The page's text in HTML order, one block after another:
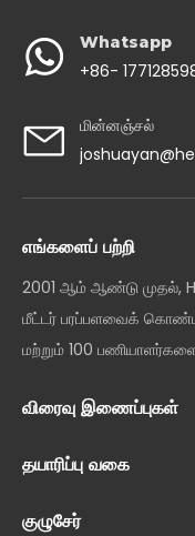
Whatsapp
+86-
மின்னஞ்சல்
எங்களைப் பற்றி
2001 ஆம் ஆண்டு முதல்,
மீட்டர் பரப்பளவைக்
மற்றும் 100
விரைவு இணைப்புகள்
தயாரிப்பு வகை
குழுசேர்